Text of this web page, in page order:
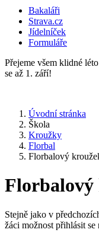
Bakaláři
Strava.cz
Jídelníček
Formuláře
Přejeme všem klidné
se až 1. září!
Úvodní stránka
Škola
Kroužky
Florbal
Florbalový
Florbalový
Stejně jako v
žáci možnost přihlásit